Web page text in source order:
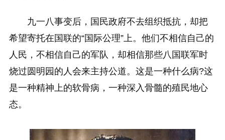
九一八事变后，国民政府不去组织抵抗，却把
希望寄托在国联的“国际公理”上。他们不相信自己的
人民，不相信自己的军队，却相信那些八国联军时
烧过圆明园的人会来主持公道。这是一种什么病?这
是一种精神上的软骨病，一种深入骨髓的殖民地心
态。